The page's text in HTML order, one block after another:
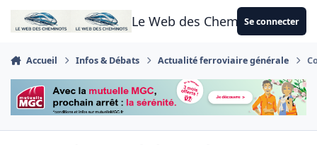
Aller au contenu
Le Web des CheminotsSe connecter
Accueil Infos & Débats Actualité ferroviaire générale